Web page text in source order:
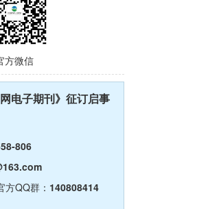
方微信
电子期刊》征订启事
806
QQ群： 140808414